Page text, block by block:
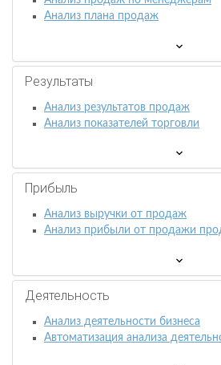
Анализ плана продаж
Результаты
Анализ результатов продаж
Анализ показателей торговли
Прибыль
Анализ выручки от продаж
Анализ прибыли от продажи
Деятельность
Анализ деятельности бизнеса
Автоматизация анализа